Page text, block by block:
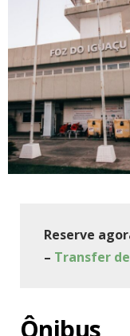
Reserve
– Transfer
Ônibus